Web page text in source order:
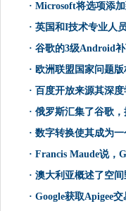
· Microsoft将选项添
· 英国和I技术专业人
· 谷歌的3级Android
· 欧洲联盟国家问题
· 百度开放来源其深
· 俄罗斯汇集了谷歌
· 数字转换使其成为
· Francis Maude说，
· 澳大利亚概述了空间
· Google获取Apigee